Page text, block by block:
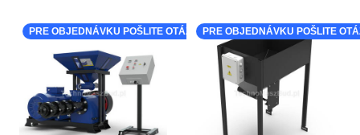
PRE OBJEDNÁVKU POŠLITE OTÁZKU K PRODUKTU
PRE OBJEDNÁVKU POŠLITE